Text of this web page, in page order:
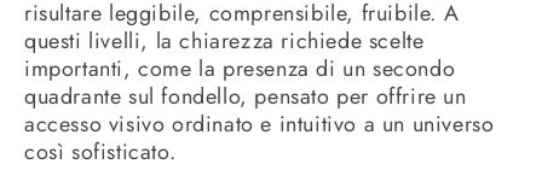
risultare leggibile, comprensibile, fruibile. A
questi livelli, la chiarezza richiede scelte
importanti, come la presenza di un secondo
quadrante sul fondello, pensato per offrire un
accesso visivo ordinato e intuitivo a un universo
così sofisticato.